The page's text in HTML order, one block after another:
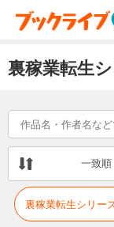
裏稼業転生
一致順
裏稼業転生シリー